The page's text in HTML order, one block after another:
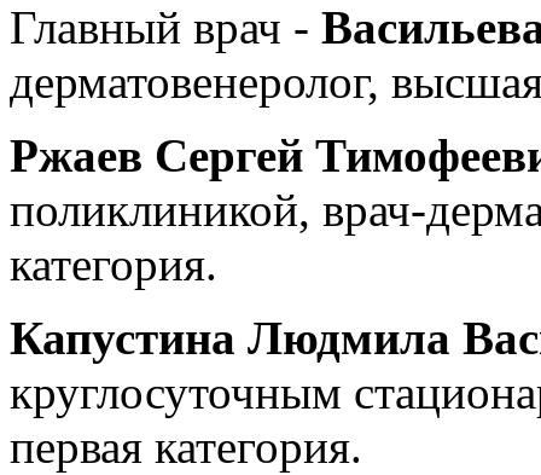
Главный врач -
дерматовенеролог,
Ржаев Сергей
поликлиникой, врач-
категория.
Капустина Людмила
круглосуточным
первая категория.